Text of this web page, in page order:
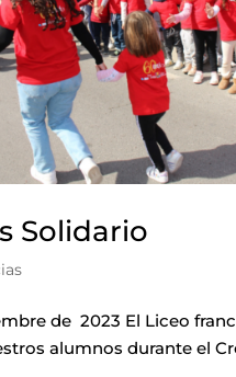
Solidario
de 2023 El Liceo
alumnos durante el